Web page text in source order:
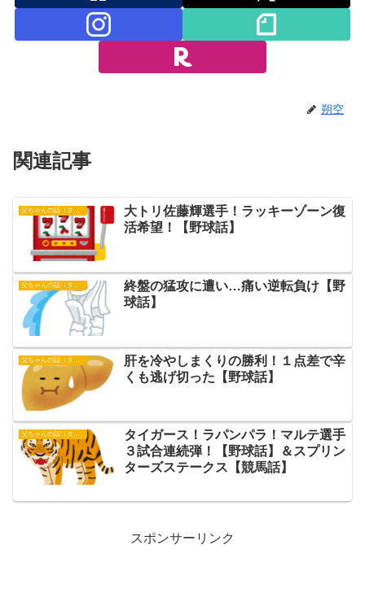
朔空
関連記事
父ちゃんの話（タイガース）
大トリ佐藤輝選手！ラッキーゾーン復
活希望！【野球話】
父ちゃんの話（タイガース）
終盤の猛攻に遭い…痛い逆転負け【野
球話】
肝を冷やしまくりの勝利！１点差で辛
くも逃げ切った【野球話】
父ちゃんの話（タイガース）
タイガース！ラパンパラ！マルテ選手
３試合連続弾！【野球話】＆スプリン
ターズステークス【競馬話】
スポンサーリンク